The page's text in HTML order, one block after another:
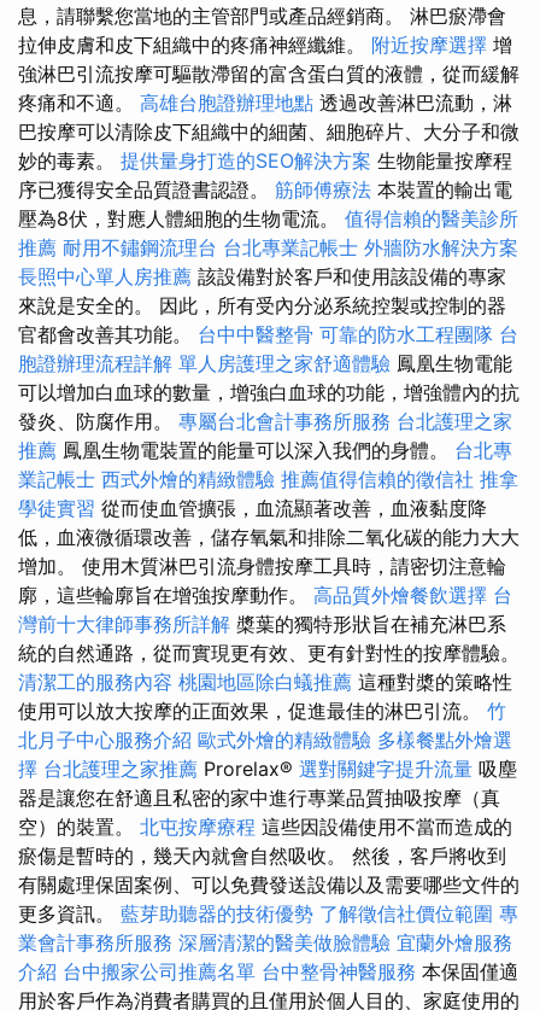
息，請聯繫您當地的主管部門或產品經銷商。 淋巴瘀滯會
拉伸皮膚和皮下組織中的疼痛神經纖維。 附近按摩選擇 增
強淋巴引流按摩可驅散滯留的富含蛋白質的液體，從而緩解
疼痛和不適。 高雄台胞證辦理地點 透過改善淋巴流動，淋
巴按摩可以清除皮下組織中的細菌、細胞碎片、大分子和微
妙的毒素。 提供量身打造的SEO解決方案 生物能量按摩程
序已獲得安全品質證書認證。 筋師傅療法 本裝置的輸出電
壓為8伏，對應人體細胞的生物電流。 值得信賴的醫美診所
推薦 耐用不鏽鋼流理台 台北專業記帳士 外牆防水解決方案
長照中心單人房推薦 該設備對於客戶和使用該設備的專家
來說是安全的。 因此，所有受內分泌系統控製或控制的器
官都會改善其功能。 台中中醫整骨 可靠的防水工程團隊 台
胞證辦理流程詳解 單人房護理之家舒適體驗 鳳凰生物電能
可以增加白血球的數量，增強白血球的功能，增強體內的抗
發炎、防腐作用。 專屬台北會計事務所服務 台北護理之家
推薦 鳳凰生物電裝置的能量可以深入我們的身體。 台北專
業記帳士 西式外燴的精緻體驗 推薦值得信賴的徵信社 推拿
學徒實習 從而使血管擴張，血流顯著改善，血液黏度降
低，血液微循環改善，儲存氧氣和排除二氧化碳的能力大大
增加。 使用木質淋巴引流身體按摩工具時，請密切注意輪
廓，這些輪廓旨在增強按摩動作。 高品質外燴餐飲選擇 台
灣前十大律師事務所詳解 槳葉的獨特形狀旨在補充淋巴系
統的自然通路，從而實現更有效、更有針對性的按摩體驗。
清潔工的服務內容 桃園地區除白蟻推薦 這種對槳的策略性
使用可以放大按摩的正面效果，促進最佳的淋巴引流。 竹
北月子中心服務介紹 歐式外燴的精緻體驗 多樣餐點外燴選
擇 台北護理之家推薦 Prorelax® 選對關鍵字提升流量 吸塵
器是讓您在舒適且私密的家中進行專業品質抽吸按摩（真
空）的裝置。 北屯按摩療程 這些因設備使用不當而造成的
瘀傷是暫時的，幾天內就會自然吸收。 然後，客戶將收到
有關處理保固案例、可以免費發送設備以及需要哪些文件的
更多資訊。 藍芽助聽器的技術優勢 了解徵信社價位範圍 專
業會計事務所服務 深層清潔的醫美做臉體驗 宜蘭外燴服務
介紹 台中搬家公司推薦名單 台中整骨神醫服務 本保固僅適
用於客戶作為消費者購買的且僅用於個人目的、家庭使用的